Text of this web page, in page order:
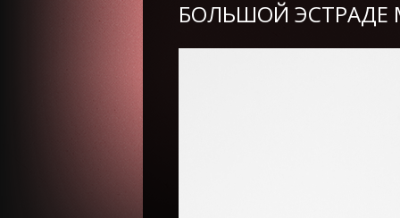
БОЛЬШОЙ ЭСТРАДЕ